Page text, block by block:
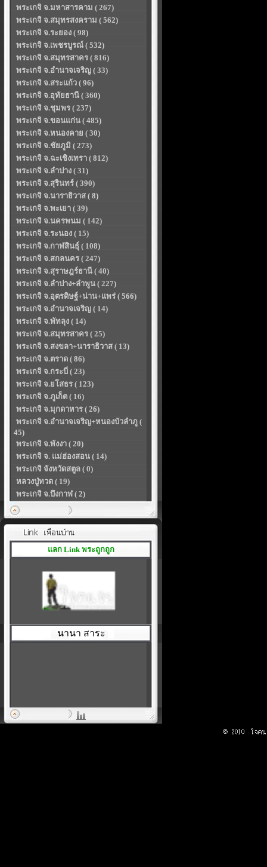
พระเกจิ จ.มหาสารคาม ( 267)
พระเกจิ จ.สมุทรสงคราม ( 562)
พระเกจิ จ.ระยอง ( 98)
พระเกจิ จ.เพชรบูรณ์ ( 532)
พระเกจิ จ.สมุทรสาคร ( 816)
พระเกจิ จ.อำนาจเจริญ ( 33)
พระเกจิ จ.สระแก้ว ( 96)
พระเกจิ จ.อุทัยธานี ( 360)
พระเกจิ จ.ชุมพร ( 237)
พระเกจิ จ.ขอนแก่น ( 485)
พระเกจิ จ.หนองคาย ( 30)
พระเกจิ จ.ชัยภูมิ ( 273)
พระเกจิ จ.ฉะเชิงเทรา ( 812)
พระเกจิ จ.ลำปาง ( 31)
พระเกจิ จ.สุรินทร์ ( 390)
พระเกจิ จ.นาราธิวาส ( 8)
พระเกจิ จ.พะเยา ( 39)
พระเกจิ จ.นครพนม ( 142)
พระเกจิ จ.ระนอง ( 15)
พระเกจิ จ.กาฬสินธุ์ ( 108)
พระเกจิ จ.สกลนคร ( 247)
พระเกจิ จ.สุราษฎร์ธานี ( 40)
พระเกจิ จ.ลำปาง+ลำพูน ( 227)
พระเกจิ จ.อุตรดิษฐ์+น่าน+แพร่ ( 566)
พระเกจิ จ.อำนาจเจริญ ( 14)
พระเกจิ จ.พัทลุง ( 14)
พระเกจิ จ.สมุทรสาคร ( 25)
พระเกจิ จ.สงขลา+นาราธิวาส ( 13)
พระเกจิ จ.ตราด ( 86)
พระเกจิ จ.กระบี่ ( 23)
พระเกจิ จ.ยโสธร ( 123)
พระเกจิ จ.ภูเก็ต ( 16)
พระเกจิ จ.มุกดาหาร ( 26)
พระเกจิ จ.อำนาจเจริญ+หนองบัวลำภู (
45)
พระเกจิ จ.พังงา ( 20)
พระเกจิ จ. แม่ฮ่องสอน ( 14)
พระเกจิ จังหวัดสตูล ( 0)
หลวงปู่ทวด ( 19)
พระเกจิ จ.บึงกาฬ ( 2)
แลก Link พระถูกถูก
นานา สาระ